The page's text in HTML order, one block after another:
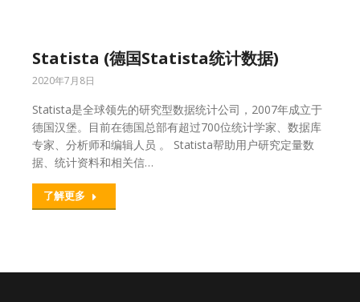
Statista (德国Statista统计数据)
2020年7月8日
Statista是全球领先的研究型数据统计公司，2007年成立于
德国汉堡。目前在德国总部有超过700位统计学家、数据库
专家、分析师和编辑人员 。 Statista帮助用户研究定量数
据、统计资料和相关信…
了解更多